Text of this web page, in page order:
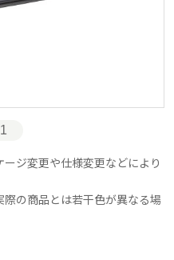
ジ変更や仕様変更などにより
の商品とは若干色が異なる場